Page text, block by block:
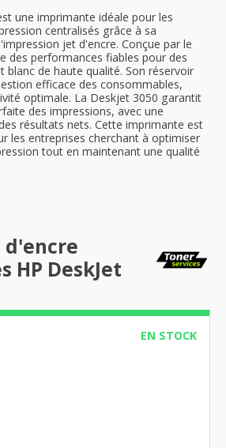
une imprimante idéale pour les
centralisés grâce à sa
jet d'encre. Conçue par le
des performances fiables pour des
blanc de haute qualité. Son réservoir
efficace des consommables,
optimale. La Deskjet 3050 garantit
des impressions, avec une
résultats nets. Cette imprimante est
les entreprises cherchant à optimiser
tout en maintenant une qualité
d'encre
HP DeskJet
EN STOCK